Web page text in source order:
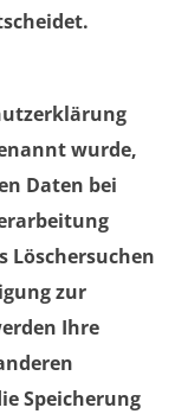
wurde,
Daten bei
Löschersuchen
zur
Ihre
Speicherung